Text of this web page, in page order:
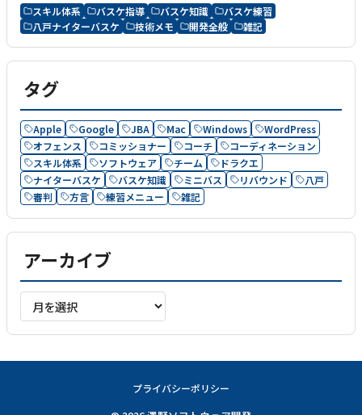
スキル体系 バスケ指導 バスケ知識
バスケ練習
八戸ナイターバスケ
技術メモ 開発全般 雑記
タグ
Apple Google JBA Mac Windows
WordPress
オフェンス
コミッショナー コーチ
コーディネーション
スキル体系
ソフトウェア チーム
ドラクエ
ナイターバスケ
バスケ知識 ミニバス リバウンド
八戸
審判
方言 練習メニュー 雑記
アーカイブ
ー
カ
イ
プライバシーポリシー